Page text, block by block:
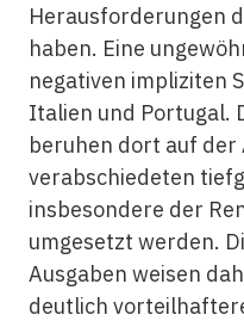
Herausforderungen
haben. Eine
negativen impliziten
Italien und Portugal.
beruhen dort auf der
verabschiedeten
insbesondere der
umgesetzt werden.
Ausgaben weisen
deutlich